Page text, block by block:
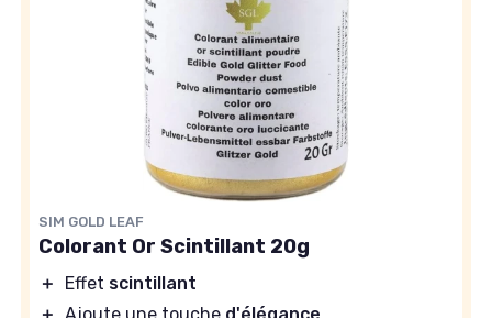
SIM GOLD LEAF
Colorant Or Scintillant 20g
＋ Effet scintillant